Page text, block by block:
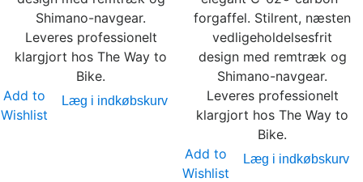
Shimano-navgear.
Leveres professionelt
klargjort hos The Way to
Bike.
Add to
Wishlist
Læg i indkøbskurv
forgaffel. Stilrent, næsten
vedligeholdelsesfrit
design med remtræk og
Shimano-navgear.
Leveres professionelt
klargjort hos The Way to
Bike.
Add to
Wishlist
Læg i indkøbskurv